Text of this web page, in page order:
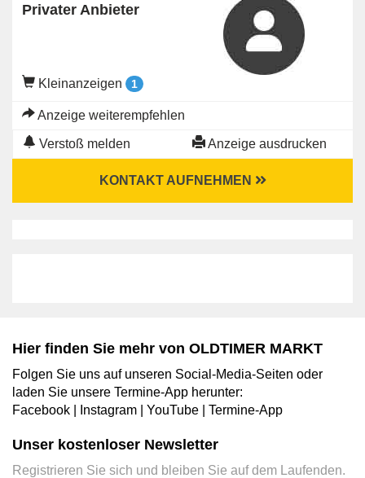
Privater Anbieter
Kleinanzeigen 1
Anzeige weiterempfehlen
Verstoß melden Anzeige ausdrucken
KONTAKT AUFNEHMEN
Hier finden Sie mehr von OLDTIMER MARKT
Folgen Sie uns auf unseren Social-Media-Seiten oder
laden Sie unsere Termine-App herunter:
Facebook
Instagram YouTube Termine-App
Unser kostenloser Newsletter
Registrieren Sie sich und bleiben Sie auf dem Laufenden.